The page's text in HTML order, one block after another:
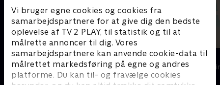
Vi bruger egne cookies og cookies fra
samarbejdspartnere for at give dig den bedste
oplevelse af TV 2 PLAY, til statistik og til at
målrette annoncer til dig. Vores
samarbejdspartnere kan anvende cookie-data til
målrettet markedsføring på egne og andres
platforme. Du kan til- og fravælge cookies
Top Dog
Krimi & Spænding • 1 sæsoner
The Au Pair
Krimi &